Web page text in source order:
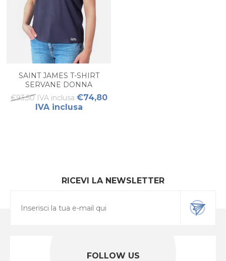
SAINT JAMES T-SHIRT
SERVANE DONNA
€93,50 IVA inclusa €74,80
IVA inclusa
RICEVI LA NEWSLETTER
FOLLOW US